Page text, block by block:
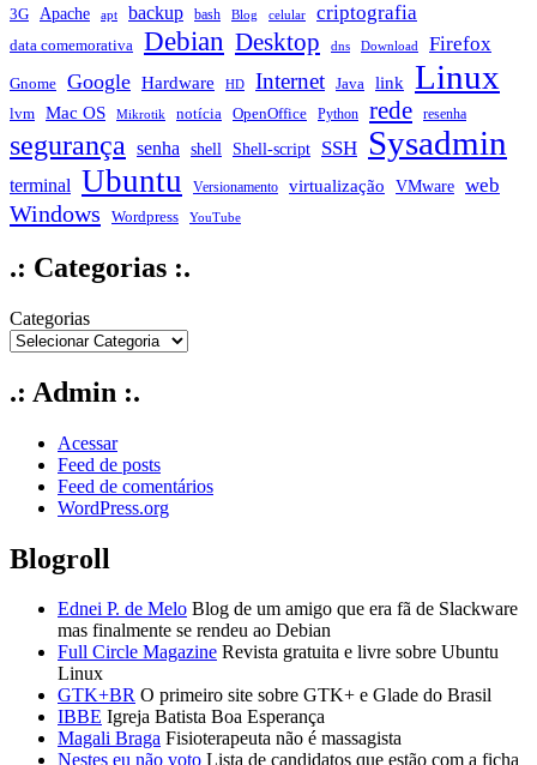
3G Apache apt backup bash Blog celular criptografia
data comemorativa Debian Desktop dns Download Firefox
Gnome Google Hardware HD Internet Java link Linux
lvm Mac OS Mikrotik notícia OpenOffice Python rede resenha
segurança senha shell Shell-script SSH Sysadmin
terminal Ubuntu Versionamento virtualização VMware web
Windows Wordpress YouTube
.: Categorias :.
Categorias
.: Admin :.
Acessar
Feed de posts
Feed de comentários
WordPress.org
Blogroll
Ednei P. de Melo Blog de um amigo que era fã de Slackware
mas finalmente se rendeu ao Debian
Full Circle Magazine Revista gratuita e livre sobre Ubuntu
Linux
GTK+BR O primeiro site sobre GTK+ e Glade do Brasil
IBBE Igreja Batista Boa Esperança
Magali Braga Fisioterapeuta não é massagista
Nestes eu não voto Lista de candidatos que estão com a ficha